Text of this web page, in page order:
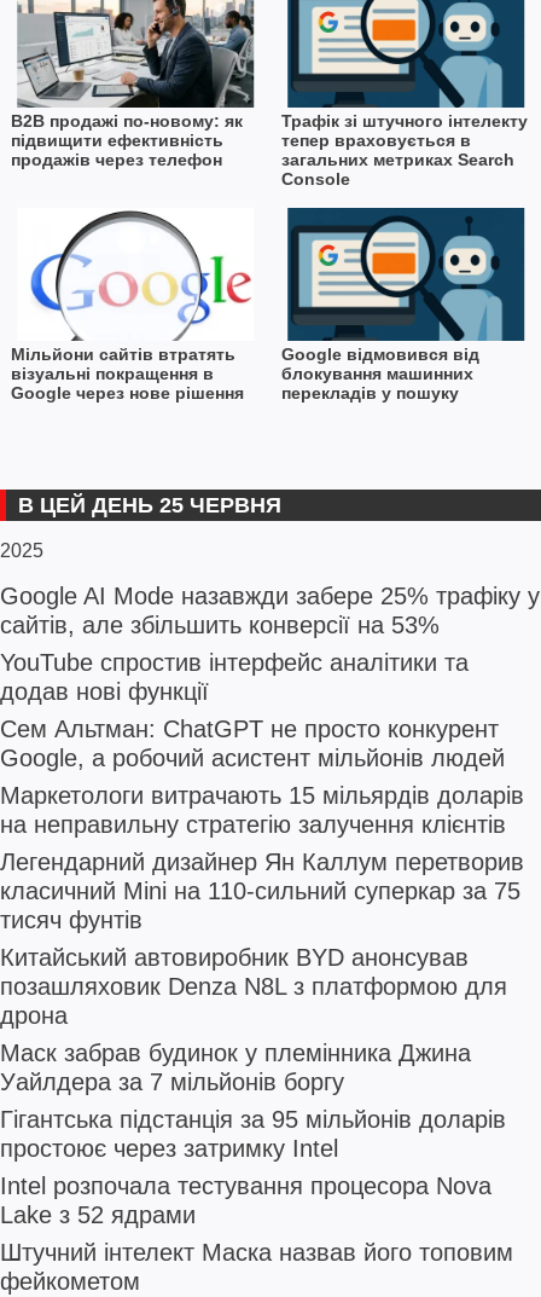
B2B продажі по-новому: як
підвищити ефективність
продажів через телефон
Трафік зі штучного інтелекту
тепер враховується в
загальних метриках Search
Console
Мільйони сайтів втратять
візуальні покращення в
Google через нове рішення
Google відмовився від
блокування машинних
перекладів у пошуку
В ЦЕЙ ДЕНЬ 25 ЧЕРВНЯ
2025
Google AI Mode назавжди забере 25% трафіку у
сайтів, але збільшить конверсії на 53%
YouTube спростив інтерфейс аналітики та
додав нові функції
Сем Альтман: ChatGPT не просто конкурент
Google, а робочий асистент мільйонів людей
Маркетологи витрачають 15 мільярдів доларів
на неправильну стратегію залучення клієнтів
Легендарний дизайнер Ян Каллум перетворив
класичний Mini на 110-сильний суперкар за 75
тисяч фунтів
Китайський автовиробник BYD анонсував
позашляховик Denza N8L з платформою для
дрона
Маск забрав будинок у племінника Джина
Уайлдера за 7 мільйонів боргу
Гігантська підстанція за 95 мільйонів доларів
простоює через затримку Intel
Intel розпочала тестування процесора Nova
Lake з 52 ядрами
Штучний інтелект Маска назвав його топовим
фейкометом